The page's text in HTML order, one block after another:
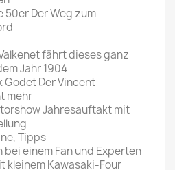
50er Der Weg zum
fährt dieses ganz
Jahr 1904
Godet Der Vincent-
mehr
Jahresauftakt mit
Tipps
bei einem Fan und Experten
kleinem Kawasaki-Four